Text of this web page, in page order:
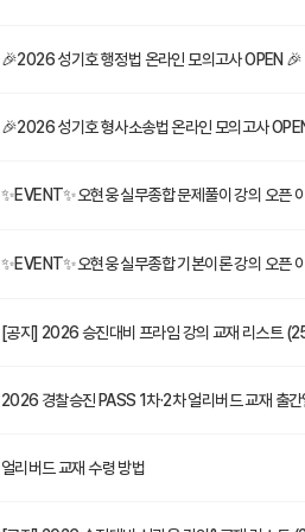
🎉2026 성기호 행정법 온라인 모의고사 OPEN 🎉
🎉2026 성기호 형사소송법 온라인 모의고사
✨EVENT✨오현웅 실무종합 문제풀이 강의 오픈
✨EVENT✨오현웅 실무종합 기본이론 강의 오픈
[공지] 2026 승진대비 프라임 강의 교재 리스트
2026 경찰승진 PASS 1차·2차 얼리버드 교재 출
얼리버드 교재 수령 방법